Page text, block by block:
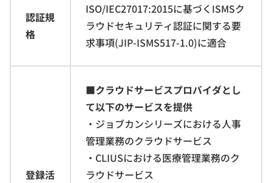
認証規
格
ISO/IEC27017:2015に基づくISMSク
ラウドセキュリティ認証に関する要
求事項(JIP-ISMS517-1.0)に適合
登録活
■クラウドサービスプロバイダとし
て以下のサービスを提供
・ジョブカンシリーズにおける人事
管理業務のクラウドサービス
・CLIUSにおける医療管理業務のク
ラウドサービス